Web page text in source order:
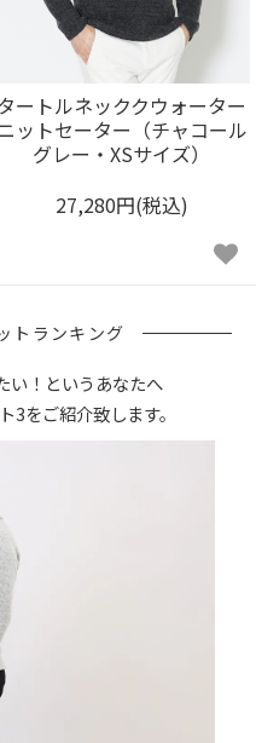
ートルネッククウォーター
ットセーター（チャコール
グレー・XSサイズ）
27,280円(税込)
トランキング
い！というあなたへ
3をご紹介致します。